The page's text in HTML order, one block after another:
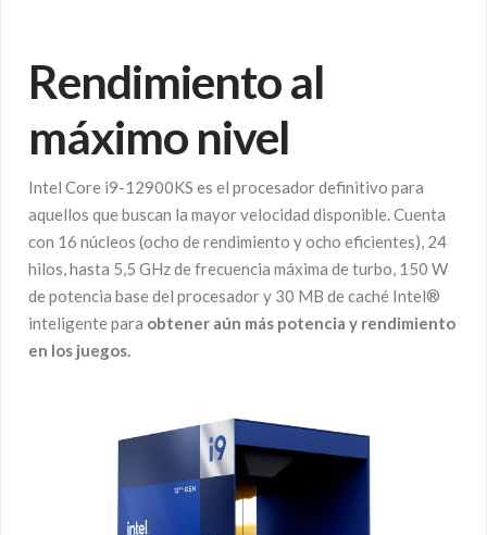
Rendimiento al
máximo nivel
Intel Core i9-12900KS es el procesador definitivo para
aquellos que buscan la mayor velocidad disponible. Cuenta
con 16 núcleos (ocho de rendimiento y ocho eficientes), 24
hilos, hasta 5,5 GHz de frecuencia máxima de turbo, 150 W
de potencia base del procesador y 30 MB de caché Intel®
inteligente para obtener aún más potencia y rendimiento
en los juegos.